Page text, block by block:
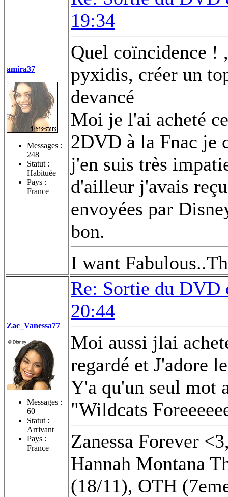
amira37
Messages :
248
Statut :
Habituée
Pays :
France
19:34
Quel coïncidence !
pyxidis, créer un
devancé
Moi je l'ai acheté
2DVD à la Fnac je
j'en suis très
d'ailleur j'avais
envoyées par
bon.
I want
Zac_Vanessa77
Messages :
60
Statut :
Arrivant
Pays :
France
Re: Sortie du
20:44
Moi aussi jlai
regardé et J'adore
Y'a qu'un seul mot
"Wildcats
Zanessa Forever
Hannah Montana
(18/11), OTH